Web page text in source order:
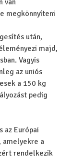
van
megkönnyíteni
után,
majd,
Vagyis
az uniós
a 150 kg
pedig
az Európai
amelyekre a
rendelkezik